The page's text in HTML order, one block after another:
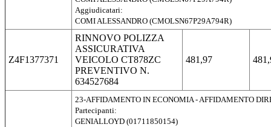
Aggiudicatari:
COMI ALESSANDRO (CMOLSN67P29A794R)
Z4F1377371
RINNOVO POLIZZA
ASSICURATIVA
VEICOLO CT878ZC
PREVENTIVO N.
634527684
481,97
23-AFFIDAMENTO IN ECONOMIA - AFFIDAMENTO
Partecipanti:
GENIALLOYD (01711850154)